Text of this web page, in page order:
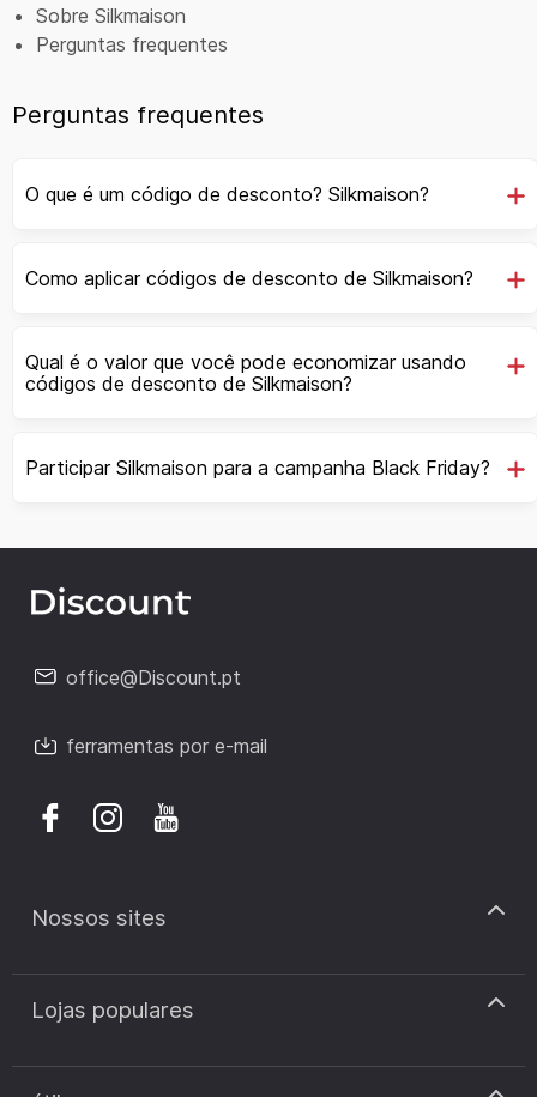
Sobre Silkmaison
Perguntas frequentes
Perguntas frequentes
O que é um código de desconto? Silkmaison?
Como aplicar códigos de desconto de Silkmaison?
Qual é o valor que você pode economizar usando
códigos de desconto de Silkmaison?
Participar Silkmaison para a campanha Black Friday?
office@Discount.pt
ferramentas por e-mail
Nossos sites
discount.pt
discount.sk
Lojas populares
Cupão de desconto Zooplus